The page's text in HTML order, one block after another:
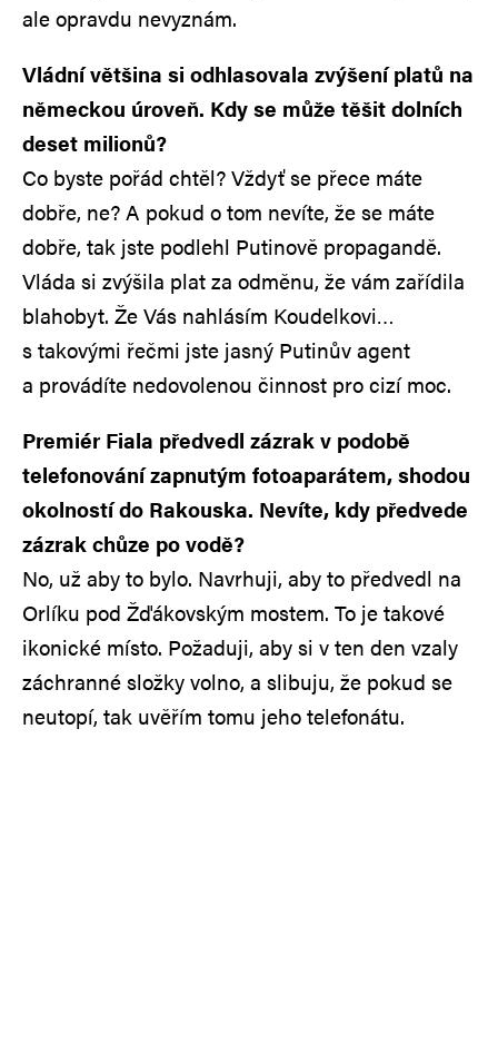
ale opravdu nevyznám.
Vládní většina si odhlasovala zvýšení platů na
německou úroveň. Kdy se může těšit dolních
deset milionů?
Co byste pořád chtěl? Vždyť se přece máte
dobře, ne? A pokud o tom nevíte, že se máte
dobře, tak jste podlehl Putinově propagandě.
Vláda si zvýšila plat za odměnu, že vám zařídila
blahobyt. Že Vás nahlásím Koudelkovi…
s takovými řečmi jste jasný Putinův agent
a provádíte nedovolenou činnost pro cizí moc.
Premiér Fiala předvedl zázrak v podobě
telefonování zapnutým fotoaparátem, shodou
okolností do Rakouska. Nevíte, kdy předvede
zázrak chůze po vodě?
No, už aby to bylo. Navrhuji, aby to předvedl na
Orlíku pod Žďákovským mostem. To je takové
ikonické místo. Požaduji, aby si v ten den vzaly
záchranné složky volno, a slibuju, že pokud se
neutopí, tak uvěřím tomu jeho telefonátu.